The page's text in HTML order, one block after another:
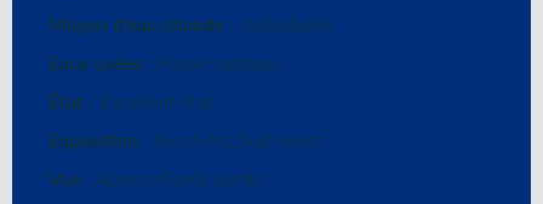
Moyen d'eau chaude Individuelle
Eaux usées Fosse septique
État Excellent état
Exposition Nord-est, Sud-ouest
Vue Aperçu Forêt Jardin